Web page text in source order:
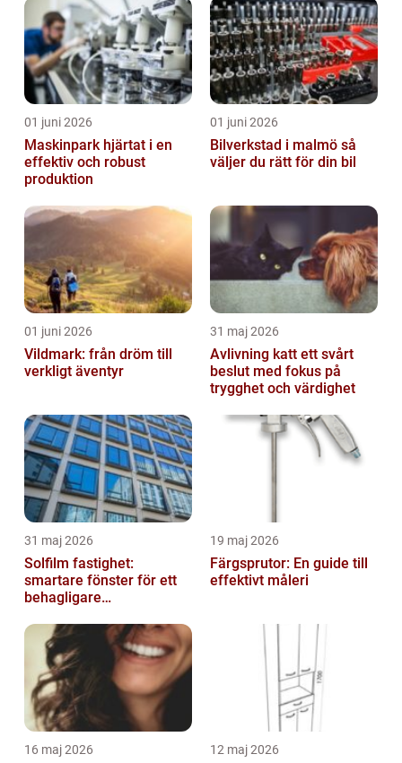
01 juni 2026
Maskinpark hjärtat i en
effektiv och robust
produktion
01 juni 2026
Bilverkstad i malmö så
väljer du rätt för din bil
01 juni 2026
Vildmark: från dröm till
verkligt äventyr
31 maj 2026
Avlivning katt ett svårt
beslut med fokus på
trygghet och värdighet
31 maj 2026
Solfilm fastighet:
smartare fönster för ett
behagligare
19 maj 2026
Färgsprutor: En guide till
effektivt måleri
16 maj 2026 12 maj 2026